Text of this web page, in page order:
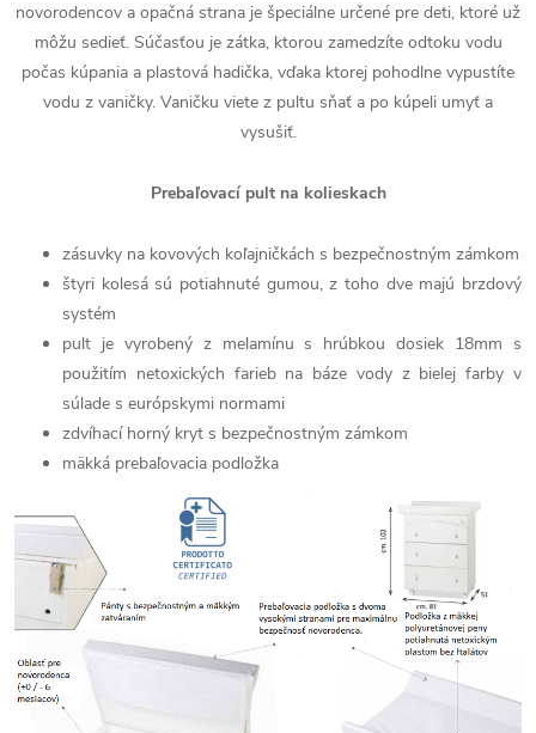
novorodencov a opačná strana je špeciálne určené pre deti, ktoré už
môžu sedieť. Súčasťou je zátka, ktorou zamedzíte odtoku vodu
počas kúpania a plastová hadička, vďaka ktorej pohodlne vypustíte
vodu z vaničky. Vaničku viete z pultu sňať a po kúpeli umyť a
vysušiť.
Prebaľovací pult na kolieskach
zásuvky na kovových koľajničkách s bezpečnostným zámkom
štyri kolesá sú potiahnuté gumou, z toho dve majú brzdový
systém
pult je vyrobený z melamínu s hrúbkou dosiek 18mm s
použitím netoxických farieb na báze vody z bielej farby v
súlade s európskymi normami
zdvíhací horný kryt s bezpečnostným zámkom
mäkká prebaľovacia podložka